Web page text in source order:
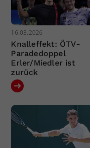
16.03.2026
Knalleffekt: ÖTV-
Paradedoppel
Erler/Miedler ist
zurück